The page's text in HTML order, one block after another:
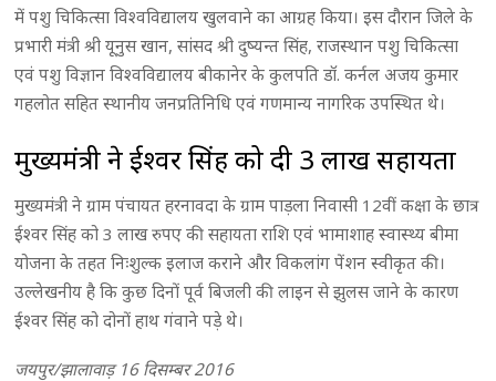
में पशु चिकित्सा विश्वविद्यालय खुलवाने का आग्रह किया। इस दौरान जिले के
प्रभारी मंत्री श्री यूनुस खान, सांसद श्री दुष्यन्त सिंह, राजस्थान पशु चिकित्सा
एवं पशु विज्ञान विश्वविद्यालय बीकानेर के कुलपति डॉ. कर्नल अजय कुमार
गहलोत सहित स्थानीय जनप्रतिनिधि एवं गणमान्य नागरिक उपस्थित थे।
मुख्यमंत्री ने ईश्वर सिंह को दी 3 लाख सहायता
मुख्यमंत्री ने ग्राम पंचायत हरनावदा के ग्राम पाड़ला निवासी 12वीं कक्षा के छात्र
ईश्वर सिंह को 3 लाख रुपए की सहायता राशि एवं भामाशाह स्वास्थ्य बीमा
योजना के तहत निःशुल्क इलाज कराने और विकलांग पेंशन स्वीकृत की।
उल्लेखनीय है कि कुछ दिनों पूर्व बिजली की लाइन से झुलस जाने के कारण
ईश्वर सिंह को दोनों हाथ गंवाने पड़े थे।
जयपुर/झालावाड़ 16 दिसम्बर 2016